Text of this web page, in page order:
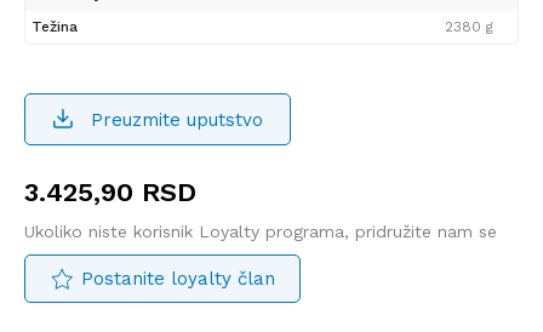
Težina
2380 g
Preuzmite uputstvo
3.425,90 RSD
Ukoliko niste korisnik Loyalty programa, pridružite nam se
Postanite loyalty član